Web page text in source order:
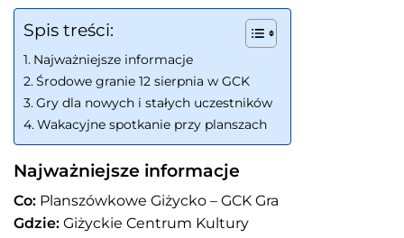
Spis treści:
Najważniejsze informacje
Środowe granie 12 sierpnia w GCK
Gry dla nowych i stałych uczestników
Wakacyjne spotkanie przy planszach
Najważniejsze informacje
Co: Planszówkowe Giżycko – GCK Gra
Gdzie: Giżyckie Centrum Kultury